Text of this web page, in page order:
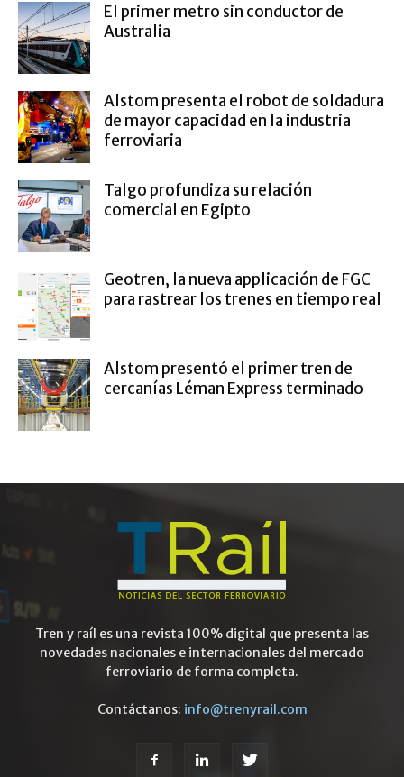
El primer metro sin conductor de
Australia
Alstom presenta el robot de soldadura
de mayor capacidad en la industria
ferroviaria
Talgo profundiza su relación
comercial en Egipto
Geotren, la nueva applicación de FGC
para rastrear los trenes en tiempo real
Alstom presentó el primer tren de
cercanías Léman Express terminado
Tren y raíl es una revista 100% digital que presenta las
novedades nacionales e internacionales del mercado
ferroviario de forma completa.
Contáctanos: info@trenyrail.com